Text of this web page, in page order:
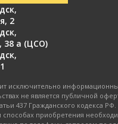
,
2
,
38 а (ЦСО)
,
исключительно
не является публичной
437 Гражданского кодекса
способах приобретения